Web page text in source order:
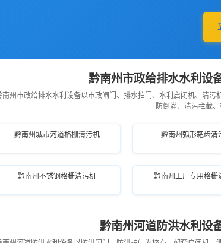
黔南州市政给排水水利设
南州市政给排水水利设备以市政闸门、排水拍门、水利启闭机、清
防倒灌、清污拦截
黔南州城市河道格栅清污机 黔南州弧形耙齿清
黔南州不锈钢格栅清污机 黔南州工厂专用格栅
黔南州河道防洪水利设